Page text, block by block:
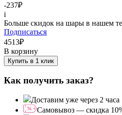
-237₽
i
Больше скидок на шары в нашем
Подписаться
4513₽
В корзину
Купить в 1 клик
Как получить заказ?
Доставим уже через 2 часа
Самовывоз — скидка